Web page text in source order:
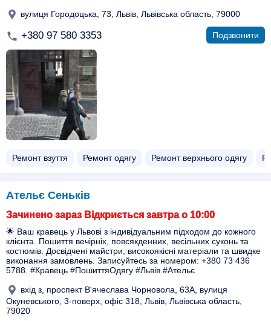
вулиця Городоцька, 73, Львів, Львівська область, 79000
+380 97 580 3353 Подзвонити
Ремонт взуття Ремонт одягу Ремонт верхнього одягу
Ательє Сеньків
Зачинено зараз Відкриється завтра о 10:00
🌟 Ваш кравець у Львові з індивідуальним підходом до кожного
клієнта. Пошиття вечірніх, повсякденних, весільних суконь та
костюмів. Досвідчені майстри, високоякісні матеріали та швидке
виконання замовлень. Записуйтесь за номером: +380 73 436
5788. #Кравець #ПошиттяОдягу #Львів #Ательє
вхід з, проспект В'ячеслава Чорновола, 63А, вулиця
Окуневського, 3-поверх, офіс 318, Львів, Львівська область,
79020